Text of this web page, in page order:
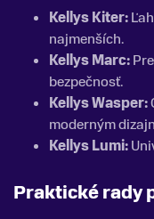
Kellys Kiter:
najmenších.
Kellys Marc:
bezpečnosť.
Kellys Wasper:
moderným
Kellys Lumi:
Praktické rady